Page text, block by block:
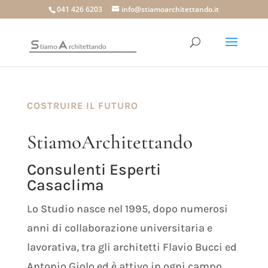
041 426 6203 info@stiamoarchitettando.it
COSTRUIRE IL FUTURO
StiamoArchitettando
Consulenti Esperti
Casaclima
Lo Studio nasce nel 1995, dopo numerosi
anni di collaborazione universitaria e
lavorativa, tra gli architetti Flavio Bucci ed